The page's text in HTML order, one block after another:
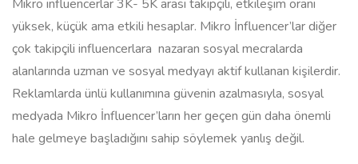
Mikro influencerlar 3K- 5K arası takipçili, etkileşim oranı
yüksek, küçük ama etkili hesaplar. Mikro İnfluencer’lar diğer
çok takipçili influencerlara nazaran sosyal mecralarda
alanlarında uzman ve sosyal medyayı aktif kullanan kişilerdir.
Reklamlarda ünlü kullanımına güvenin azalmasıyla, sosyal
medyada Mikro İnfluencer’ların her geçen gün daha önemli
hale gelmeye başladığını sahip söylemek yanlış değil.